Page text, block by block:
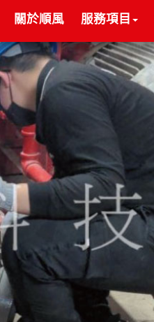
關於順風 服務項目